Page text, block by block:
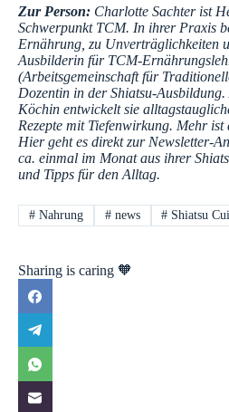
Zur Person: Charlotte Sachter ist
Schwerpunkt TCM. In ihrer Praxis
Ernährung, zu Unverträglichkeiten
Ausbilderin für TCM-
(Arbeitsgemeinschaft für
Dozentin in der Shiatsu-
Köchin entwickelt sie
Rezepte mit Tiefenwirkung. Mehr ist
Hier geht es direkt zur Newsletter-
ca. einmal im Monat aus ihrer
und Tipps für den Alltag.
#Nahrung #news # Shiatsu
Sharing is caring 🧡